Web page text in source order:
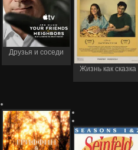
Друзья и соседи
Жизнь как сказка